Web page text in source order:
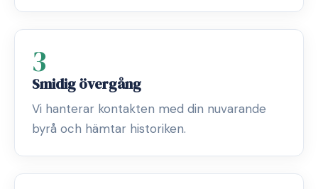
3
Smidig övergång
Vi hanterar kontakten med din nuvarande
byrå och hämtar historiken.